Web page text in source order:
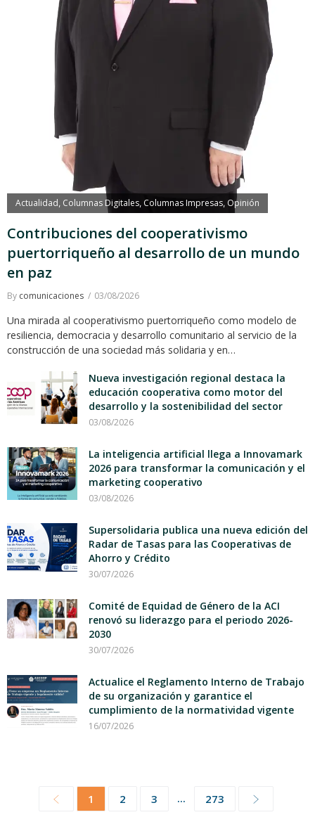
Actualidad Columnas Digitales, Columnas Impresas, Opinión
Contribuciones del cooperativismo
puertorriqueño al desarrollo de un mundo
en paz
By comunicaciones 03/08/2026
Una mirada al cooperativismo puertorriqueño como modelo de
resiliencia, democracia y desarrollo comunitario al servicio de la
construcción de una sociedad más solidaria y en…
Nueva investigación regional destaca la
educación cooperativa como motor del
desarrollo y la sostenibilidad del sector
03/08/2026
La inteligencia artificial llega a Innovamark
2026 para transformar la comunicación y el
marketing cooperativo
03/08/2026
Supersolidaria publica una nueva edición del
Radar de Tasas para las Cooperativas de
Ahorro y Crédito
30/07/2026
Comité de Equidad de Género de la ACI
renovó su liderazgo para el periodo 2026-
2030
30/07/2026
Actualice el Reglamento Interno de Trabajo
de su organización y garantice el
cumplimiento de la normatividad vigente
16/07/2026
1 2 3 ... 273